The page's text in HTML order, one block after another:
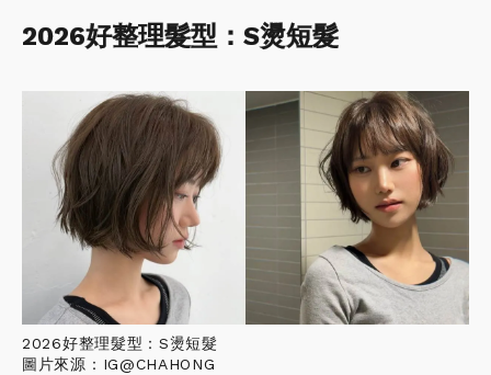
2026好整理髮型：S燙短髮
2026好整理髮型：S燙短髮
圖片來源：IG@CHAHONG